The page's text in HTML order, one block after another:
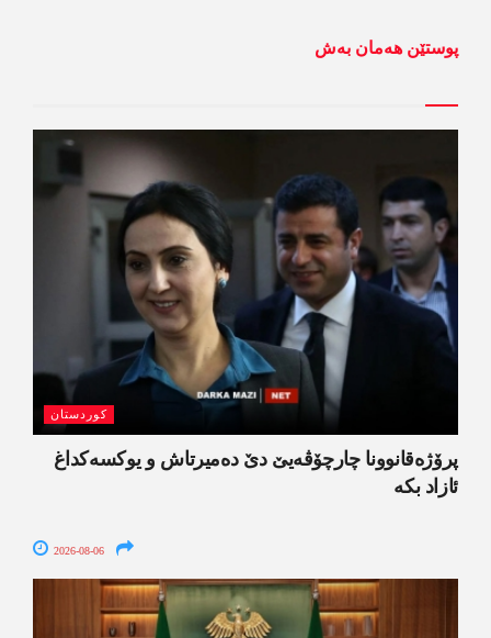
پوستێن ھەمان بەش
کوردستان
پرۆژەقانوونا چارچۆڤەیێ دێ دەمیرتاش و یوکسەکداغ
ئازاد بکە
2026-08-06